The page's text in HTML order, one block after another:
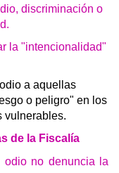
discriminación o
la "intencionalidad"
a aquellas
o peligro" en los
vulnerables.
de la Fiscalía
no denuncia la